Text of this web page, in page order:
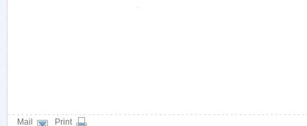
Mail Print